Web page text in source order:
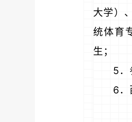
大学）
统体育
生；
5．
6．